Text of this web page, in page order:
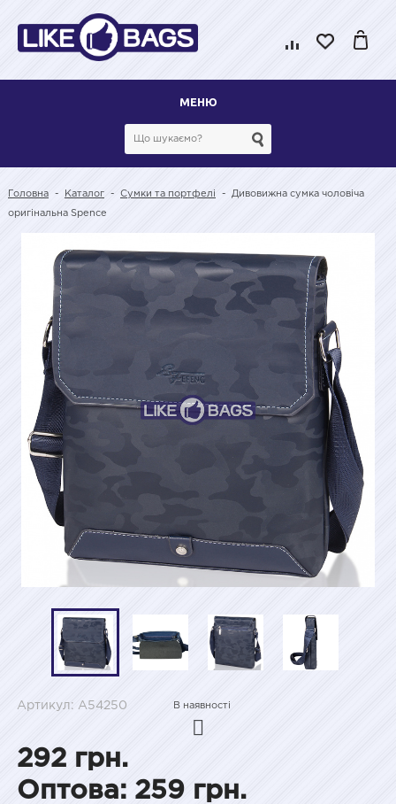
МЕНЮ
Головна - Каталог - Сумки та портфелі - Дивовижна сумка чоловіча
оригінальна Spence
Артикул: A54250 В наявності
292 грн.
Оптова: 259 грн.